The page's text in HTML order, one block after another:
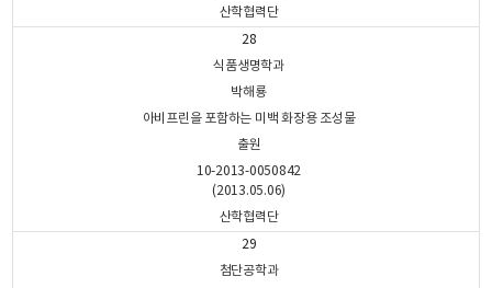
산학협력단
28
식품생명학과
박해룡
아비프린을 포함하는 미백 화장용 조성물
출원
10-2013-0050842
(2013.05.06)
산학협력단
29
첨단공학과